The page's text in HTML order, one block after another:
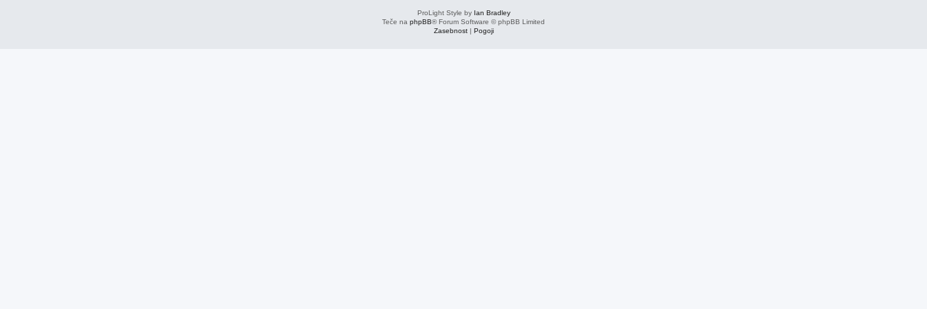
ProLight Style by Ian Bradley
Teče na phpBB® Forum Software © phpBB Limited
Zasebnost| Pogoji